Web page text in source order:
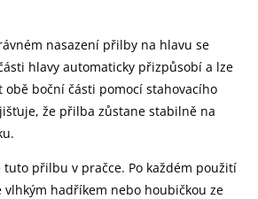
nasazení přilby na hlavu se
hlavy automaticky přizpůsobí a lze
obě boční části pomocí stahovacího
že přilba zůstane stabilně na
tuto přilbu v pračce. Po každém použití
hadříkem nebo houbičkou ze